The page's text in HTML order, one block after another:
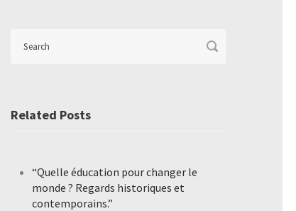
Related Posts
“Quelle éducation pour changer le
monde ? Regards historiques et
contemporains.”